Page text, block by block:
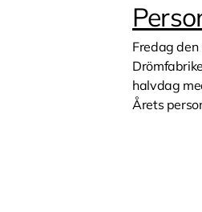
Fredag
halvdag
Årets